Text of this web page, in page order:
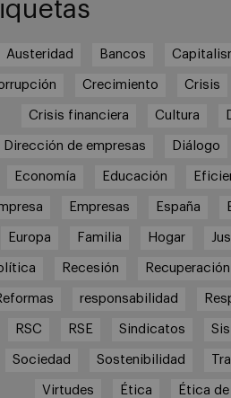
Austeridad Bancos
Crecimiento Crisis
Crisis financiera Cultura
Dirección de empresas Diálogo
Economía Educación
Empresas España
Europa Familia Hogar
Recesión Recuperación
responsabilidad
RSC RSE Sindicatos
Sociedad Sostenibilidad
Virtudes Ética Ética